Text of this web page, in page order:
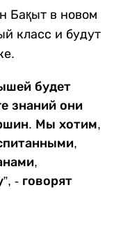
Бақыт в новом
класс и будут
будет
знаний они
Мы хотим,
- говорят